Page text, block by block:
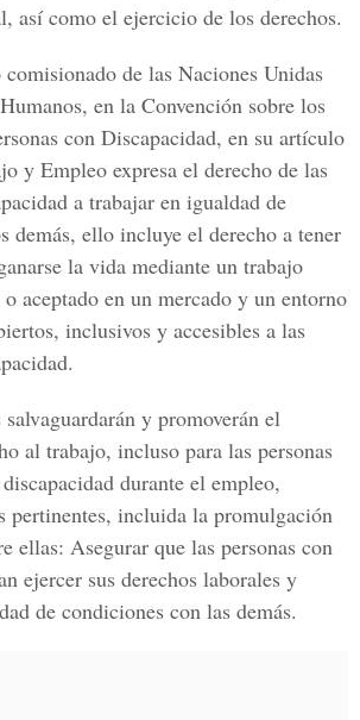
así como el ejercicio de los derechos.
de las Naciones Unidas
en la Convención sobre los
con Discapacidad, en su artículo
y Empleo expresa el derecho de las
a trabajar en igualdad de
demás, ello incluye el derecho a tener
la vida mediante un trabajo
aceptado en un mercado y un entorno
inclusivos y accesibles a las
y promoverán el
al trabajo, incluso para las personas
durante el empleo,
pertinentes, incluida la promulgación
ellas: Asegurar que las personas con
ejercer sus derechos laborales y
de condiciones con las demás.